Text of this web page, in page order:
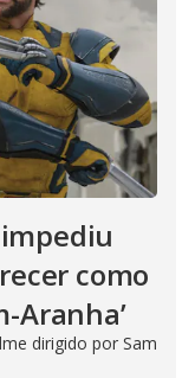
como
Aranha’
dirigido por Sam